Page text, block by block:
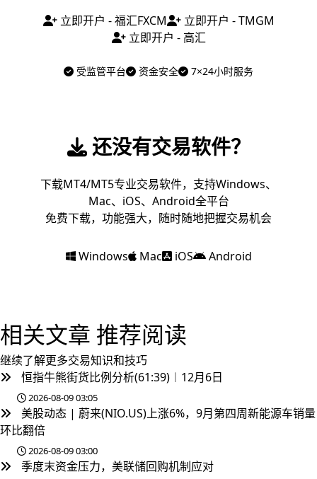
立即开户 - 福汇FXCM
立即开户 - TMGM
立即开户 - 高汇
受监管平台 资金安全 7×24小时服务
还没有交易软件？
下载MT4/MT5专业交易软件，支持Windows、
Mac、iOS、Android全平台
免费下载，功能强大，随时随地把握交易机会
Windows Mac iOS Android
相关文章 推荐阅读
继续了解更多交易知识和技巧
恒指牛熊街货比例分析(61:39)︱12月6日
2026-08-09 03:05
美股动态 | 蔚来(NIO.US)上涨6%，9月第四周新能源车销量
环比翻倍
2026-08-09 03:00
季度末资金压力，美联储回购机制应对